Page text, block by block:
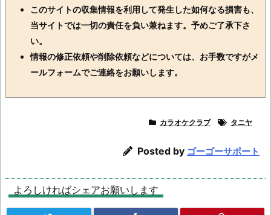
このサイトの収集情報を利用して発生した如何なる損害も、
当サイトでは一切の責任を負い兼ねます。予めご了承下さ
い。
情報の修正依頼や削除依頼などについては、お手数ですがメ
ールフォームでご連絡をお願いします。
カラオケクラブ タニヤ
Posted by ゴーゴーサポート
よろしければシェアお願いします